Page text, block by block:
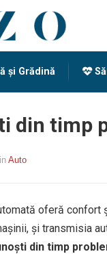
și Grădină
din timp
in Auto
oferă confort
și transmisia
din timp